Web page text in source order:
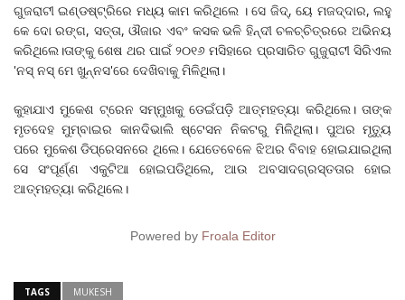
ଗୁଜରାଟୀ ଇଣ୍ଡଷ୍ଟ୍ରିରେ ମଧ୍ୟ କାମ କରିଥିଲେ । ସେ ଜିଦ୍, ୟେ ମଜଦ୍ଦାର, ଲହୁ
କେ ଦୋ ରଙ୍ଗ, ସତ୍ତା, ଔଜାର ଏବଂ କସକ ଭଳି ହିନ୍ଦୀ ଚଳଚ୍ଚିତ୍ରରେ ଅଭିନୟ
କରିଥିଲେ।ତାଙ୍କୁ ଶେଷ ଥର ପାଇଁ ୨୦୧୬ ମସିହାରେ ପ୍ରସାରିତ ଗୁଜୁରାଟୀ ସିରିଏଲ
'ନସ୍ ନସ୍ ମେ ଖୁନ୍ନସ'ରେ ଦେଖିବାକୁ ମିଳିଥିଲା।
କୁହାଯାଏ ମୁକେଶ ଟ୍ରେନ ସମ୍ମୁଖକୁ ଡେଇଁପଡ଼ି ଆତ୍ମହତ୍ୟା କରିଥିଲେ। ତାଙ୍କ
ମୃତଦେହ ମୁମ୍ବାଇର କାନଦିଭାଲି ଷ୍ଟେସନ ନିକଟରୁ ମିଳିଥିଲା। ପୁଅର ମୃତ୍ୟୁ
ପରେ ମୁକେଶ ଡିପ୍ରେସନରେ ଥିଲେ। ଯେତେବେଳେ ଝିଅର ବିବାହ ହୋଇଯାଇଥିଲା
ସେ ସଂପୂର୍ଣ୍ଣ ଏକୁଟିଆ ହୋଇପଡିଥିଲେ, ଆଉ ଅବସାଦଗ୍ରସ୍ତତାର ହୋଇ
ଆତ୍ମହତ୍ୟା କରିଥିଲେ।
Powered by Froala Editor
TAGS MUKESH